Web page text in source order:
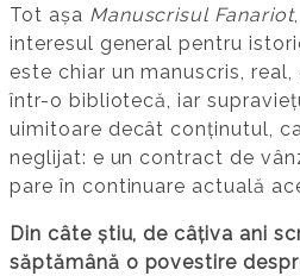
Tot așa Manuscrisul Fanariot
interesul general pentru
este chiar un manuscris,
într-o bibliotecă, iar
uimitoare decât conținutul,
neglijat: e un contract de
pare în continuare actuală
Din câte știu, de câțiva ani
săptămână o povestire